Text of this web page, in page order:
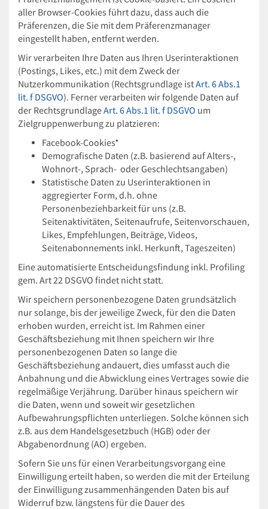
aller Browser-Cookies führt dazu, dass auch die
Präferenzen, die Sie mit dem Präferenzmanager
eingestellt haben, entfernt werden.
Wir verarbeiten Ihre Daten aus Ihren Userinteraktionen
(Postings, Likes, etc.) mit dem Zweck der
Nutzerkommunikation (Rechtsgrundlage istArt. 6 Abs.1
lit. f DSGVO). Ferner verarbeiten wir folgende Daten auf
der RechtsgrundlageArt. 6 Abs.1 lit. f DSGVO um
Zielgruppenwerbung zu platzieren:
Facebook-Cookies*
Demografische Daten (z.B. basierend auf Alters-,
Wohnort-, Sprach- oder Geschlechtsangaben)
Statistische Daten zu Userinteraktionen in
aggregierter Form, d.h. ohne
Personenbeziehbarkeit für uns (z.B.
Seitenaktivitäten, Seitenaufrufe, Seitenvorschauen,
Likes, Empfehlungen, Beiträge, Videos,
Seitenabonnements inkl. Herkunft, Tageszeiten)
Eine automatisierte Entscheidungsfindung inkl. Profiling
gem. Art 22 DSGVO findet nicht statt.
Wir speichern personenbezogene Daten grundsätzlich
nur solange, bis der jeweilige Zweck, für den die Daten
erhoben wurden, erreicht ist. Im Rahmen einer
Geschäftsbeziehung mit Ihnen speichern wir Ihre
personenbezogenen Daten so lange die
Geschäftsbeziehung andauert, dies umfasst auch die
Anbahnung und die Abwicklung eines Vertrages sowie die
regelmäßige Verjährung. Darüber hinaus speichern wir
die Daten, wenn und soweit wir gesetzlichen
Aufbewahrungspflichten unterliegen. Solche können sich
z.B. aus dem Handelsgesetzbuch (HGB) oder der
Abgabenordnung (AO) ergeben.
Sofern Sie uns für einen Verarbeitungsvorgang eine
Einwilligung erteilt haben, so werden die mit der Erteilung
der Einwilligung zusammenhängenden Daten bis auf
Widerruf bzw. längstens für die Dauer des